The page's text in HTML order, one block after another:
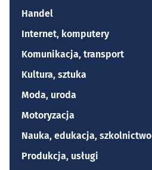
Handel
Internet, komputery
Komunikacja, transport
Kultura, sztuka
Moda, uroda
Motoryzacja
Nauka, edukacja, szkolnictwo
Produkcja, usługi